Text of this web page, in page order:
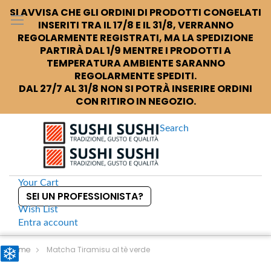
SI AVVISA CHE GLI ORDINI DI PRODOTTI CONGELATI
INSERITI TRA IL 17/8 E IL 31/8, VERRANNO
REGOLARMENTE REGISTRATI, MA LA SPEDIZIONE
PARTIRÀ DAL 1/9 MENTRE I PRODOTTI A
TEMPERATURA AMBIENTE SARANNO
REGOLARMENTE SPEDITI.
DAL 27/7 AL 31/8 NON SI POTRÀ INSERIRE ORDINI
CON RITIRO IN NEGOZIO.
Search
Your Cart
SEI UN PROFESSIONISTA?
Wish List
Entra account
S
k
i
Home Matcha Tiramisu al tè verde